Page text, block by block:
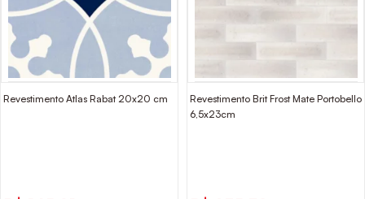
Revestimento Atlas Rabat 20x20 cm
Revestimento Brit Frost Mate Portobello
6,5x23cm